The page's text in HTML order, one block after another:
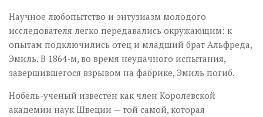
Научное любопытство и энтузиазм молодого
исследователя легко передавались окружающим: к
опытам подключились отец и младший брат Альфреда,
Эмиль. В 1864-м, во время неудачного испытания,
завершившегося взрывом на фабрике, Эмиль погиб.
Нобель-ученый известен как член Королевской
академии наук Швеции — той самой, которая